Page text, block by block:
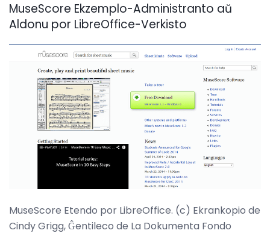
MuseScore Ekzemplo-Administranto aŭ
Aldonu por LibreOffice-Verkisto
MuseScore Etendo por LibreOffice. (c) Ekrankopio de
Cindy Grigg, Ĝentileco de La Dokumenta Fondo